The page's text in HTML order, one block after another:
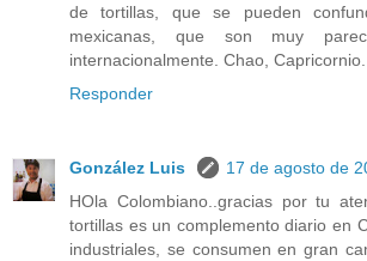
de tortillas, que se pueden
mexicanas, que son muy
internacionalmente. Chao, Capricornio.
Responder
González Luis
17 de agosto de
HOla Colombiano..gracias por tu
tortillas es un complemento diario en
industriales, se consumen en gran